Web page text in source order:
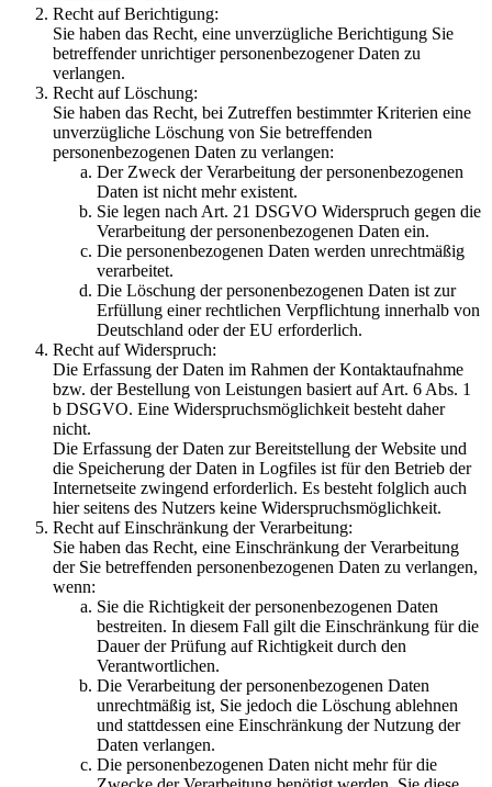
Recht auf Berichtigung:
Sie haben das Recht, eine unverzügliche Berichtigung Sie
betreffender unrichtiger personenbezogener Daten zu
verlangen.
Recht auf Löschung:
Sie haben das Recht, bei Zutreffen bestimmter Kriterien eine
unverzügliche Löschung von Sie betreffenden
personenbezogenen Daten zu verlangen:
Der Zweck der Verarbeitung der personenbezogenen
Daten ist nicht mehr existent.
Sie legen nach Art. 21 DSGVO Widerspruch gegen die
Verarbeitung der personenbezogenen Daten ein.
Die personenbezogenen Daten werden unrechtmäßig
verarbeitet.
Die Löschung der personenbezogenen Daten ist zur
Erfüllung einer rechtlichen Verpflichtung innerhalb von
Deutschland oder der EU erforderlich.
Recht auf Widerspruch:
Die Erfassung der Daten im Rahmen der Kontaktaufnahme
bzw. der Bestellung von Leistungen basiert auf Art. 6 Abs. 1
b DSGVO. Eine Widerspruchsmöglichkeit besteht daher
nicht.
Die Erfassung der Daten zur Bereitstellung der Website und
die Speicherung der Daten in Logfiles ist für den Betrieb der
Internetseite zwingend erforderlich. Es besteht folglich auch
hier seitens des Nutzers keine Widerspruchsmöglichkeit.
Recht auf Einschränkung der Verarbeitung:
Sie haben das Recht, eine Einschränkung der Verarbeitung
der Sie betreffenden personenbezogenen Daten zu verlangen,
wenn:
Sie die Richtigkeit der personenbezogenen Daten
bestreiten. In diesem Fall gilt die Einschränkung für die
Dauer der Prüfung auf Richtigkeit durch den
Verantwortlichen.
Die Verarbeitung der personenbezogenen Daten
unrechtmäßig ist, Sie jedoch die Löschung ablehnen
und stattdessen eine Einschränkung der Nutzung der
Daten verlangen.
Die personenbezogenen Daten nicht mehr für die